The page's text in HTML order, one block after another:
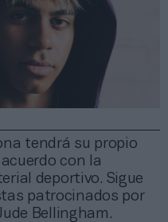
tendrá su propio
con la
deportivo. Sigue
patrocinados por
Bellingham.